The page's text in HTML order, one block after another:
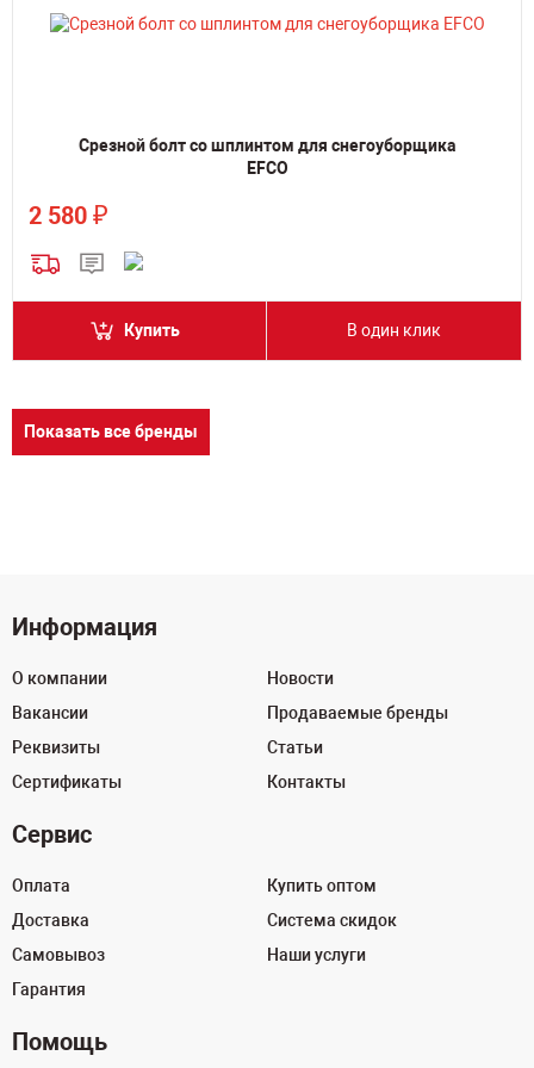
Срезной болт со шплинтом для снегоуборщика
EFCO
2 580 ₽
Купить В один клик
Показать все бренды
Информация
О компании
Вакансии
Реквизиты
Сертификаты
Новости
Продаваемые бренды
Статьи
Контакты
Сервис
Оплата
Доставка
Самовывоз
Гарантия
Купить оптом
Система скидок
Наши услуги
Помощь